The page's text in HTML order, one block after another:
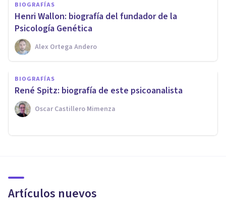
BIOGRAFÍAS
Henri Wallon: biografía del fundador de la
Psicología Genética
Alex Ortega Andero
BIOGRAFÍAS
René Spitz: biografía de este psicoanalista
Oscar Castillero Mimenza
Artículos nuevos